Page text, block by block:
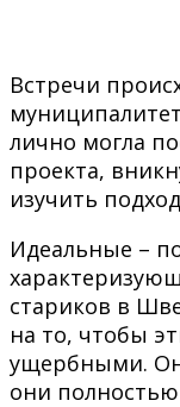
Встречи
лично могла
проекта,
изучить
Идеальные –
стариков в
на то, чтобы
ущербными.
они